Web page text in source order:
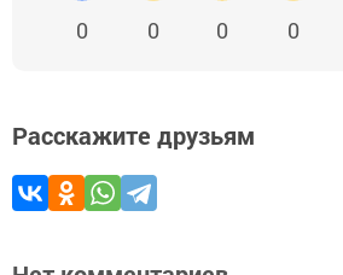
0 0 0 0
Расскажите друзьям